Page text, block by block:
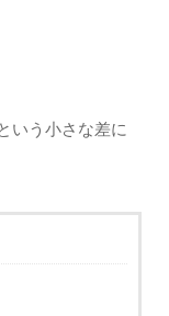
いう小さな差に